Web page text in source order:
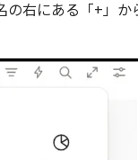
右にある「+」